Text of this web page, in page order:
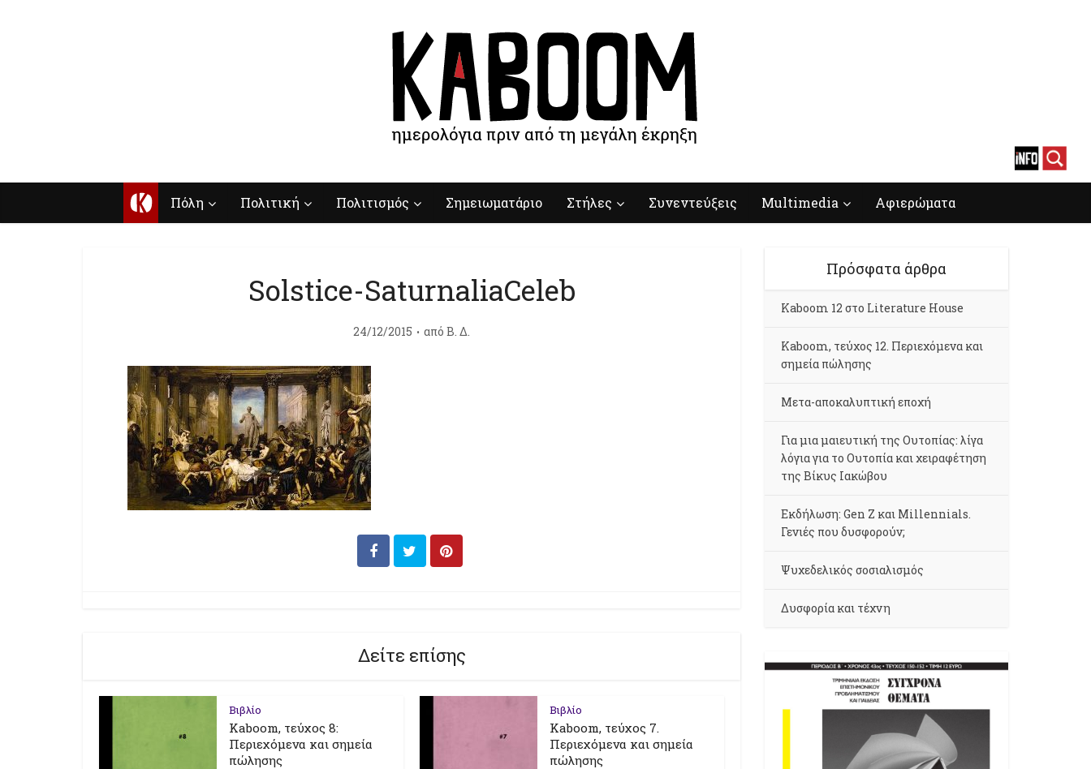
Κ Πόλη Πολιτική Πολιτισμός Σημειωματάριο Στήλες Συνεντεύξεις Multimedia Αφιερώματα
Solstice-SaturnaliaCeleb
24/12/2015 από Β. Δ.
Δείτε επίσης
Βιβλίο
Kaboom, τεύχος 8:
Περιεχόμενα και σημεία
πώλησης
Βιβλίο
Kaboom, τεύχος 7.
Περιεχόμενα και σημεία
πώλησης
Πρόσφατα άρθρα
Kaboom 12 στο Literature House
Kaboom, τεύχος 12. Περιεχόμενα και
σημεία πώλησης
Μετα-αποκαλυπτική εποχή
Για μια μαιευτική της Ουτοπίας: λίγα
λόγια για το Ουτοπία και χειραφέτηση
της Βίκυς Ιακώβου
Εκδήλωση: Gen Z και Millennials.
Γενιές που δυσφορούν;
Ψυχεδελικός σοσιαλισμός
Δυσφορία και τέχνη